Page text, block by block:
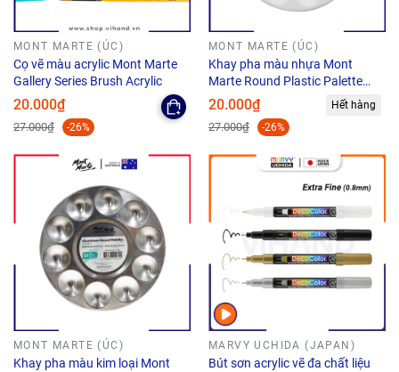
MONT MARTE (ÚC)
Cọ vẽ màu acrylic Mont Marte
Gallery Series Brush Acrylic
20.000₫
27.000₫ -26%
MONT MARTE (ÚC)
Khay pha màu nhựa Mont
Marte Round Plastic Palette
Discovery - 17cm
20.000₫
27.000₫ -26%
Hết hàng
MONT MARTE (ÚC)
Khay pha màu kim loại Mont
MARVY UCHIDA (JAPAN)
Bút sơn acrylic vẽ đa chất liệu